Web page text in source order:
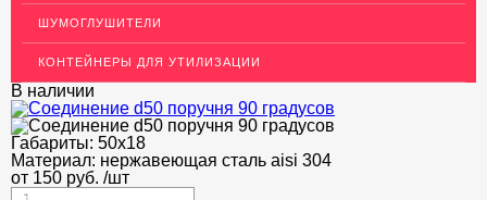
Поручни
Стеклодержатели
Фланцы
ЭЛЕКТРОДЫ
ШУМОГЛУШИТЕЛИ
КОНТЕЙНЕРЫ ДЛЯ УТИЛИЗАЦИИ
В наличии
Габариты: 50x18
Материал: нержавеющая сталь aisi 304
от 150 руб. /шт